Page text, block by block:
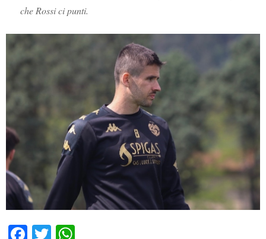
che Rossi ci punti.
Fa T